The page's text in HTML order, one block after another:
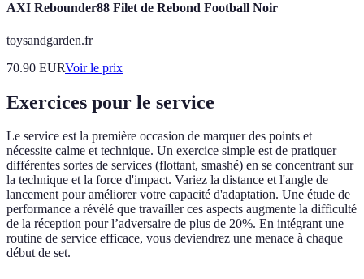
AXI Rebounder88 Filet de Rebond Football Noir
toysandgarden.fr
70.90 EURVoir le prix
Exercices pour le service
Le service est la première occasion de marquer des points et
nécessite calme et technique. Un exercice simple est de pratiquer
différentes sortes de services (flottant, smashé) en se concentrant sur
la technique et la force d'impact. Variez la distance et l'angle de
lancement pour améliorer votre capacité d'adaptation. Une étude de
performance a révélé que travailler ces aspects augmente la difficulté
de la réception pour l’adversaire de plus de 20%. En intégrant une
routine de service efficace, vous deviendrez une menace à chaque
début de set.